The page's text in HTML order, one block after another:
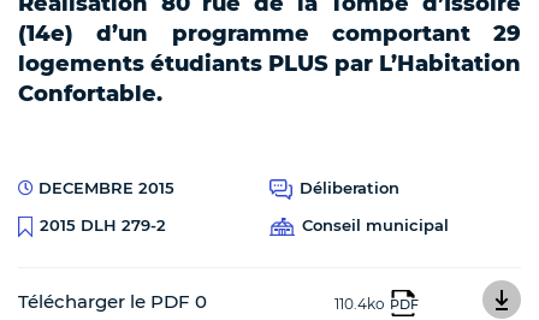
(14e) d’un programme comportant 29
logements étudiants PLUS par L’Habitation
Confortable.
DECEMBRE 2015
Déliberation
2015 DLH 279-2
Conseil municipal
Télécharger le PDF 0 110.4ko PDF